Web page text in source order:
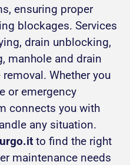
ensuring proper
blockages. Services
drain unblocking,
manhole and drain
Whether you
or emergency
connects you with
any situation.
to find the right
maintenance needs